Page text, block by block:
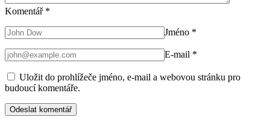
Komentář *
Jméno *
E-mail *
Uložit do prohlížeče jméno, e-mail a webovou stránku pro
budoucí komentáře.